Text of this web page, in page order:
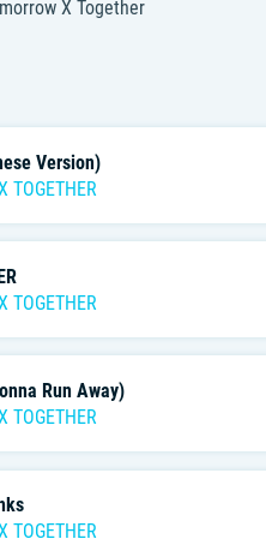
X Together
Version)
TOGETHER
TOGETHER
Run Away)
TOGETHER
TOGETHER